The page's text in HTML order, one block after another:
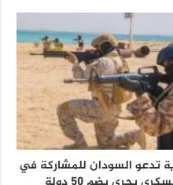
تدعو السودان للمشاركة في